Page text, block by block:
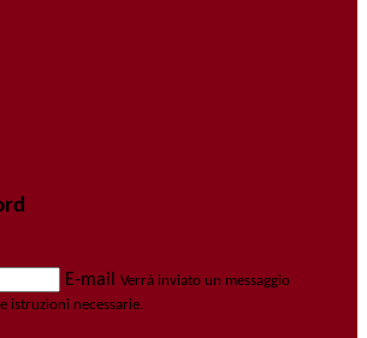
E-mail Verrà inviato un messaggio
istruzioni necessarie.